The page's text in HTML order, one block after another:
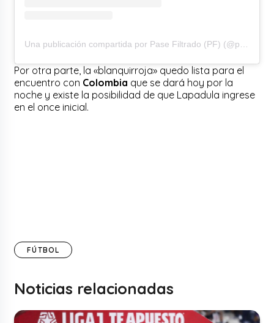
Por otra parte, la «blanquirroja» quedo lista para el
encuentro con Colombia que se dará hoy por la
noche y existe la posibilidad de que Lapadula ingrese
en el once inicial.
FÚTBOL
Noticias relacionadas